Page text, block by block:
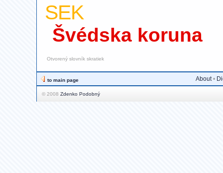
SEK
Švédska koruna
Otvorený slovník skratiek
to main page About•
© 2008 Zdenko Podobný